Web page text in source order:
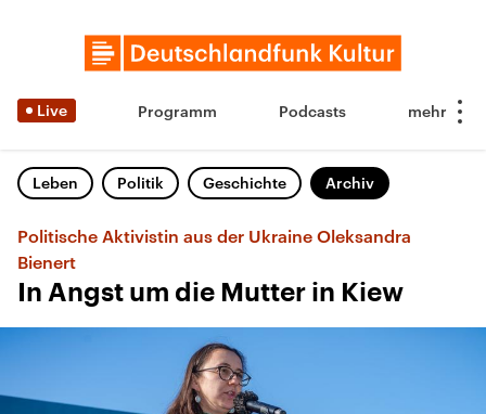
Live Programm Podcasts
Leben Politik Geschichte Archiv
Politische Aktivistin aus der Ukraine Oleksandra
Bienert
In Angst um die Mutter in Kiew